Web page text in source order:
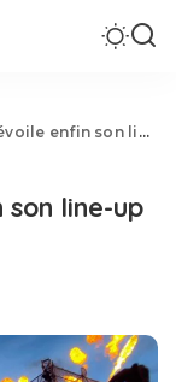
son line-up complet !
son line-up